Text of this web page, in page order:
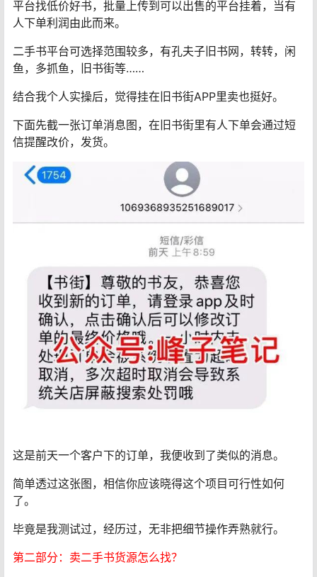
平台找低价好书，批量上传到可以出售的平台挂着，当有
人下单利润由此而来。
二手书平台可选择范围较多，有孔夫子旧书网，转转，闲
鱼，多抓鱼，旧书街等……
结合我个人实操后，觉得挂在旧书街APP里卖也挺好。
下面先截一张订单消息图，在旧书街里有人下单会通过短
信提醒改价，发货。
这是前天一个客户下的订单，我便收到了类似的消息。
简单透过这张图，相信你应该晓得这个项目可行性如何
了。
毕竟是我测试过，经历过，无非把细节操作弄熟就行。
第二部分：卖二手书货源怎么找？